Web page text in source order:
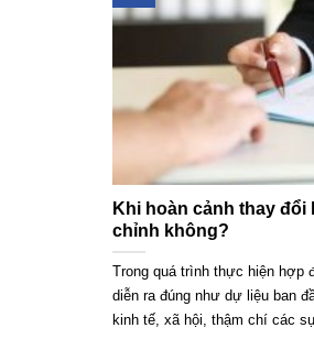
Khi hoàn cảnh thay
chỉnh không?
Trong quá trình thực hiện
diễn ra đúng như dự liệu ban
kinh tế, xã hội, thậm chí các